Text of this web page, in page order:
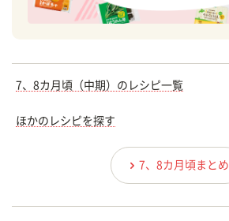
7、8カ月頃（中期）のレシピ一覧
ほかのレシピを探す
7、8カ月頃まとめ